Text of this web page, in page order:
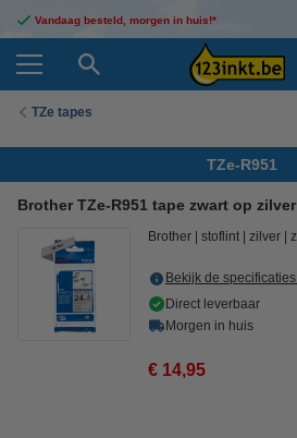
Vandaag besteld, morgen in huis!*
TZe tapes
TZe-R951
Brother TZe-R951 tape zwart op
Brother stoflint zilver
Bekijk de
Direct leverbaar
Morgen in huis
€ 14,95